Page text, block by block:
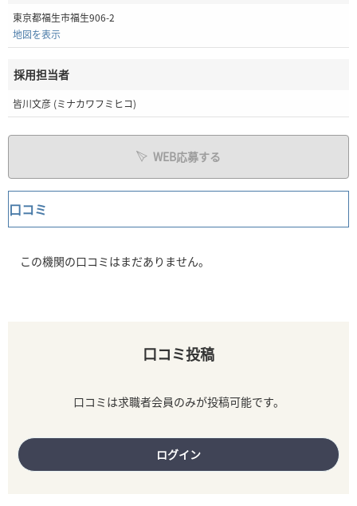
東京都福生市福生906-2
地図を表示
採用担当者
皆川文彦 (ミナカワフミヒコ)
WEB応募する
口コミ
この機関の口コミはまだありません。
口コミ投稿
口コミは求職者会員のみが投稿可能です。
ログイン